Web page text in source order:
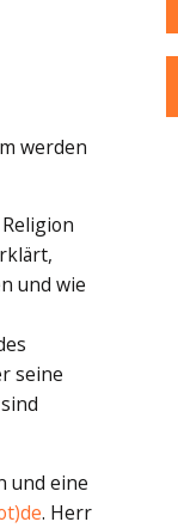
werden
und wie
seine
und eine
. Herr